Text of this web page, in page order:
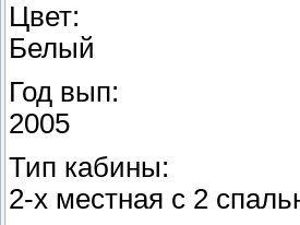
Цвет:
Белый
Год вып:
2005
Тип кабины:
2-х местная с 2